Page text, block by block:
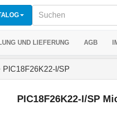
UND LIEFERUNG AGB
PIC18F26K22-I/SP
PIC18F26K22-I/SP